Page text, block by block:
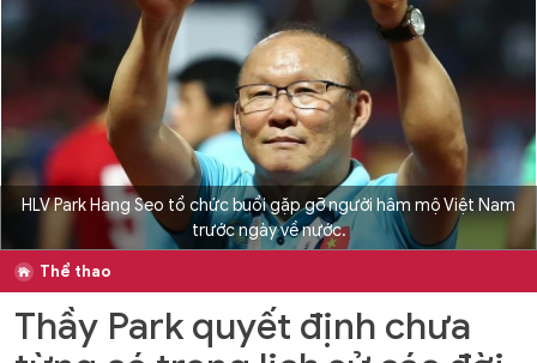
HLV Park Hang Seo tổ chức buổi gặp gỡ người hâm mộ Việt Nam
trước ngày về nước.
Thể thao
Thầy Park quyết định chưa